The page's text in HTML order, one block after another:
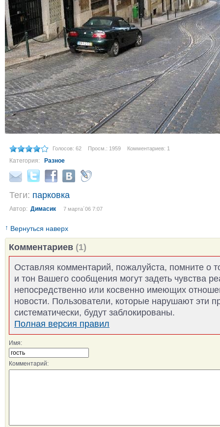
Голосов: 62 Просм.: 1959 Комментариев: 1
Категория: Разное
Теги: парковка
Автор: Димасик 7 марта´06 7:07
↑ Вернуться наверх
Комментариев (1)
Оставляя комментарий, пожалуйста, помните о
и тон Вашего сообщения могут задеть чувства
непосредственно или косвенно имеющих
новости. Пользователи, которые нарушают эти
систематически, будут заблокированы.
Полная версия правил
Имя:
Комментарий: